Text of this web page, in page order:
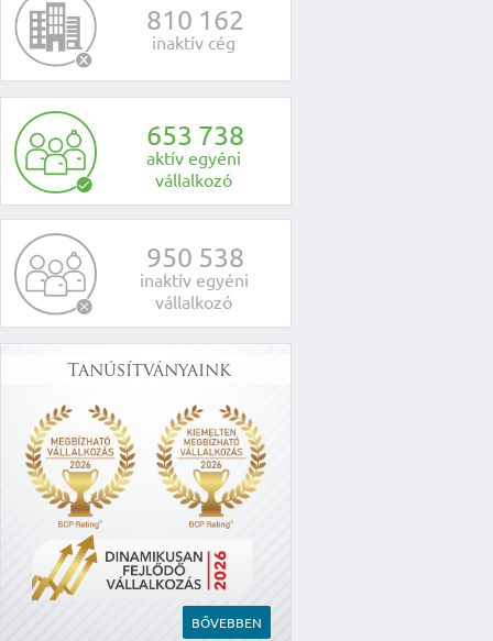
810 162
inaktív cég
653 738
aktív egyéni
vállalkozó
950 538
inaktív egyéni
vállalkozó
Tanúsítványaink
BŐVEBBEN